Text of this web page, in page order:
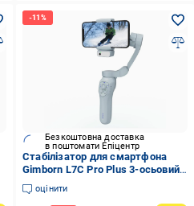
Безкоштовна доставка
в поштомати Епіцентр
Стабілізатор для смартфона
Gimborn L7C Pro Plus 3-осьовий
з AI-трекінгом та жестовим
керуванням (129446728)
оцінити